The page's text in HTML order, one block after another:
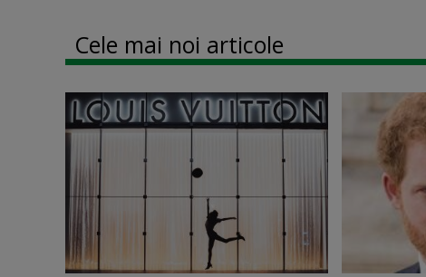
Cele mai noi articole